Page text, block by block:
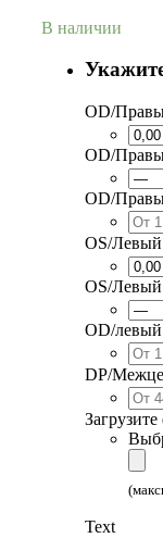
В наличии
OD/
OD/
OD/
OS/Левый
OS/Левый
OD/левый
DP/
Text